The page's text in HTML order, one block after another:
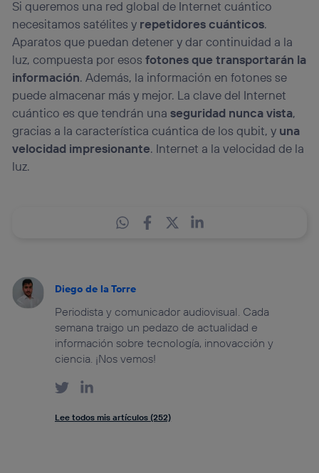
Si queremos una red global de Internet cuántico
necesitamos satélites y repetidores cuánticos.
Aparatos que puedan detener y dar continuidad a la
luz, compuesta por esosfotones que transportarán la
información. Además, la información en fotones se
puede almacenar más y mejor. La clave del Internet
cuántico es que tendrán unaseguridad nunca vista,
gracias a la característica cuántica de los qubit, y una
velocidad impresionante. Internet a la velocidad de la
luz.
Diego de la Torre
Periodista y comunicador audiovisual. Cada
semana traigo un pedazo de actualidad e
información sobre tecnología, innovacción y
ciencia. ¡Nos vemos!
Lee todos mis artículos (252)